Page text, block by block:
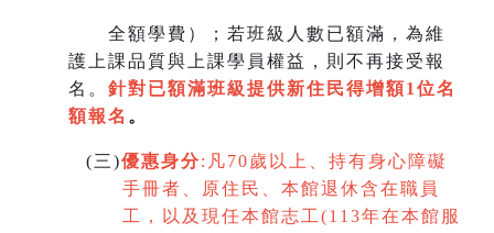
全額學費）；若班級人數已額滿，為維
護上課品質與上課學員權益，則不再接受報
名。 針對已額滿班級提供新住民得增額1 位名
額報名 。
(三)優惠身分: 凡70歲以上、持有身心障礙
手冊者、原住民、本館退休含在職員
工，以及現任本館志工(113年在本館服